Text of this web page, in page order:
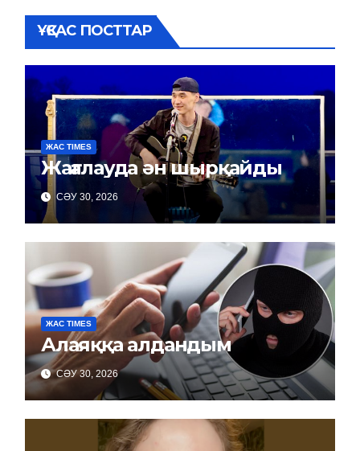
ҰҚСАС ПОСТТАР
ЖАС TIMES
Жағалауда ән шырқайды
СӘУ 30, 2026
ЖАС TIMES
Алаяққа алдандым
СӘУ 30, 2026